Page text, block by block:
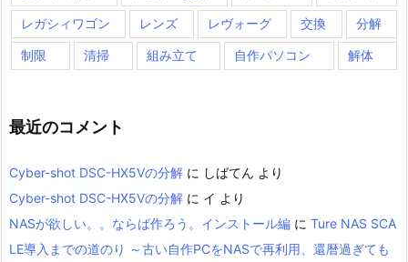
レガシィワゴン レンズ レヴォーグ 交換 分解
制限 清掃 組み立て 自作パソコン 解体
最近のコメント
Cyber-shot DSC-HX5Vの分解 に しばてん より
Cyber-shot DSC-HX5Vの分解 に イ より
NASが欲しい。。ならば作ろう。インストール編 に Ture NAS SCA
LE導入までの道のり ～古い自作PCをNASで再利用、還暦過ぎても